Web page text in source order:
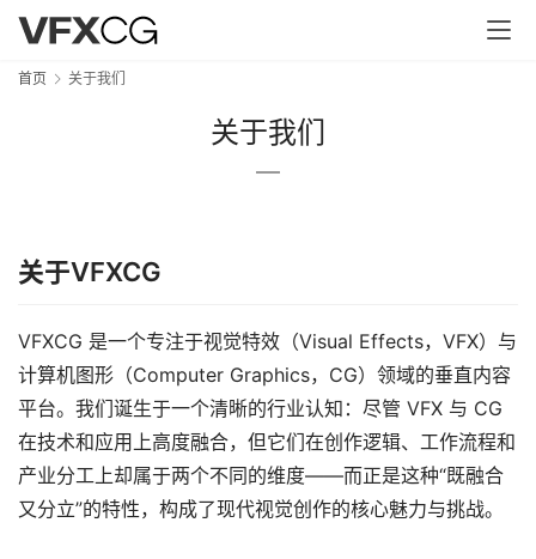
首页 关于我们
关于我们
关于VFXCG
VFXCG 是一个专注于视觉特效（Visual Effects，VFX）与
计算机图形（Computer Graphics，CG）领域的垂直内容
平台。我们诞生于一个清晰的行业认知：尽管 VFX 与 CG
在技术和应用上高度融合，但它们在创作逻辑、工作流程和
产业分工上却属于两个不同的维度——而正是这种“既融合
又分立”的特性，构成了现代视觉创作的核心魅力与挑战。